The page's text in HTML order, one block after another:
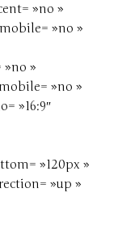
»no »
»no »
»no »
»no »
»16:9″
»120px »
»up »